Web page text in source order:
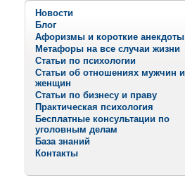
Новости
Блог
Афоризмы и короткие анекдоты
Метафоры на все случаи жизни
Статьи по психологии
Статьи об отношениях мужчин и
женщин
Статьи по бизнесу и праву
Практическая психология
Бесплатные консультации по
уголовным делам
База знаний
Контакты